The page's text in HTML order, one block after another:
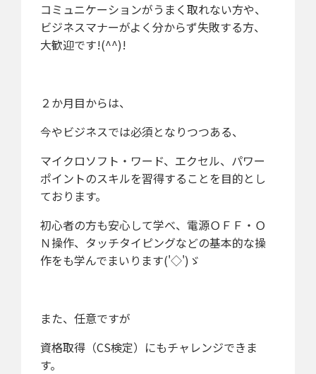
コミュニケーションがうまく取れない方や、
ビジネスマナーがよく分からず失敗する方、
大歓迎です!(^^)!
２か月目からは、
今やビジネスでは必須となりつつある、
マイクロソフト・ワード、エクセル、パワー
ポイントのスキルを習得することを目的とし
ております。
初心者の方も安心して学べ、電源ＯＦＦ・Ｏ
Ｎ操作、タッチタイピングなどの基本的な操
作をも学んでまいります('◇')ゞ
また、任意ですが
資格取得（CS検定）にもチャレンジできま
す。